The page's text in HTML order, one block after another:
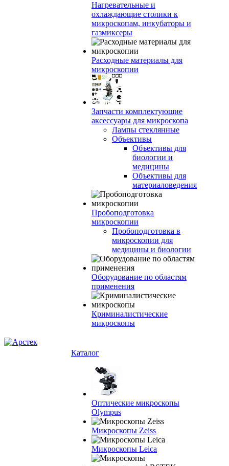
Нагревательные и
охлаждающие столики к
микроскопам, инкубаторы и
газмиксеры
Расходные материалы для
микроскопии
Запчасти комплектующие
аксессуары для микроскопа
Лампы стеклянные
Объективы
Объективы для
биологии и
медицины
Объективы для
материаловедения
Пробоподготовка
микроскопии
Пробоподготовка в
микроскопии для
медицины и биологии
Оборудование по областям
применения
Криминалистические
микроскопы
Каталог
Оптические микроскопы
Olympus
Микроскопы Zeiss
Микроскопы Leica